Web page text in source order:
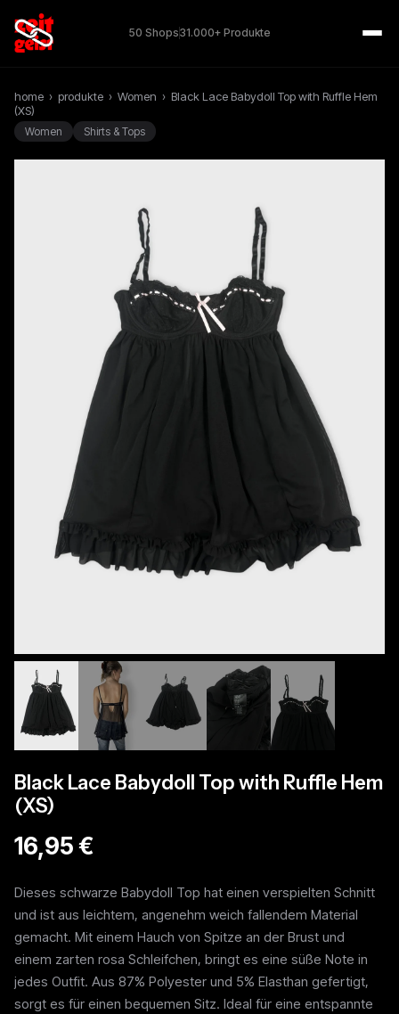
50 Shops31.000+ Produkte
home › produkte › Women › Black Lace Babydoll Top with Ruffle Hem
(XS)
Women Shirts & Tops
Black Lace Babydoll Top with Ruffle Hem
(XS)
16,95 €
Dieses schwarze Babydoll Top hat einen verspielten Schnitt
und ist aus leichtem, angenehm weich fallendem Material
gemacht. Mit einem Hauch von Spitze an der Brust und
einem zarten rosa Schleifchen, bringt es eine süße Note in
jedes Outfit. Aus 87% Polyester und 5% Elasthan gefertigt,
sorgt es für einen bequemen Sitz. Ideal für eine entspannte